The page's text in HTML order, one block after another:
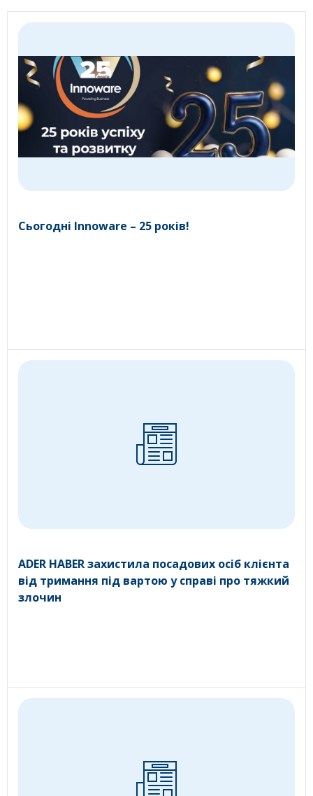
Сьогодні Innoware – 25 років!
ADER HABER захистила посадових осіб клієнта
від тримання під вартою у справі про тяжкий
злочин